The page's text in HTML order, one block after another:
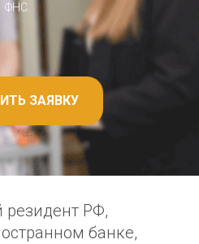
ФНС.
ЗАЯВКУ
РФ,
банке,